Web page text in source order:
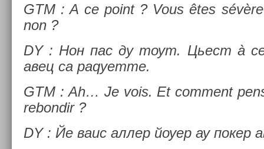
GTM : A ce point ? Vous êtes
non ?
DY : Нон пас ду тоут. Цьест à
авец са раqуетте.
GTM : Ah… Je vois. Et com­ment
re­bon­dir ?
DY : Йе ваис аллер йоуер ау покер